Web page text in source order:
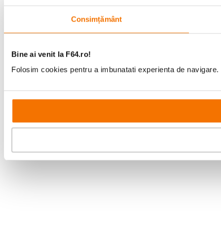
Consimțământ
Bine ai venit la F64.ro!
Folosim cookies pentru a imbunatati experienta de